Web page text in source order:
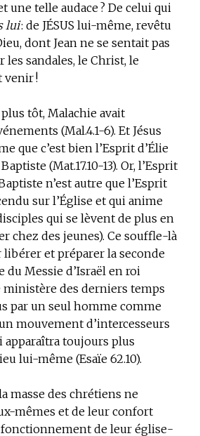
une telle audace ? De celui qui
lui: de JÉSUS lui-même, revêtu
dont Jean ne se sentait pas
les sandales, le Christ, le
venir !
tôt, Malachie avait
(Mal.4.1-6). Et Jésus
que c’est bien l’Esprit d’Élie
(Mat.17.10-13). Or, l’Esprit
n’est autre que l’Esprit
sur l’Église et qui anime
qui se lèvent de plus en
chez des jeunes). Ce souffle-là
et préparer la seconde
du Messie d’Israël en roi
ministère des derniers temps
par un seul homme comme
mouvement d’intercesseurs
apparaîtra toujours plus
lui-même (Esaïe 62.10).
masse des chrétiens ne
mêmes et de leur confort
de leur église-